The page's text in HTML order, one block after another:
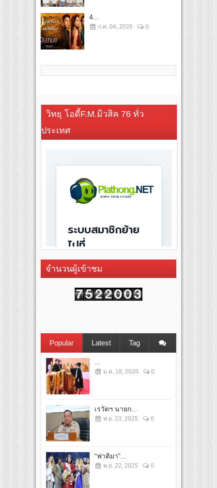
4...
ก.ค. 04, 2026 0
วิทยุ โอดี้F.M.มิวสิค 76 ทั่ว
ประเทศ
จำนวนผู้เข้าชม
Popular Latest Tag
ม.ค. 18, 2026 0
เรวัตฯ นายก...
พ.ย. 23, 2025 0
“ฟาติมา”...
พ.ย. 22, 2025 0